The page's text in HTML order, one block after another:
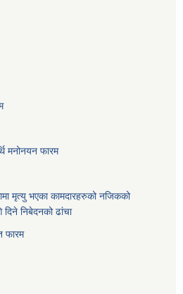
मनोनयन फारम
मृत्यु भएका कामदारहरुको नजिकको
निबेदनको ढांचा
फारम